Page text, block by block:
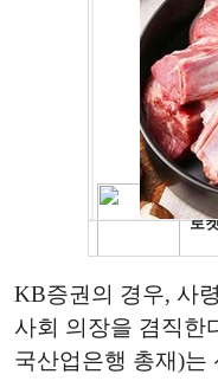
KB증권의 경우, 사
사회 의장을 겸직한
국산업은행 총재)는